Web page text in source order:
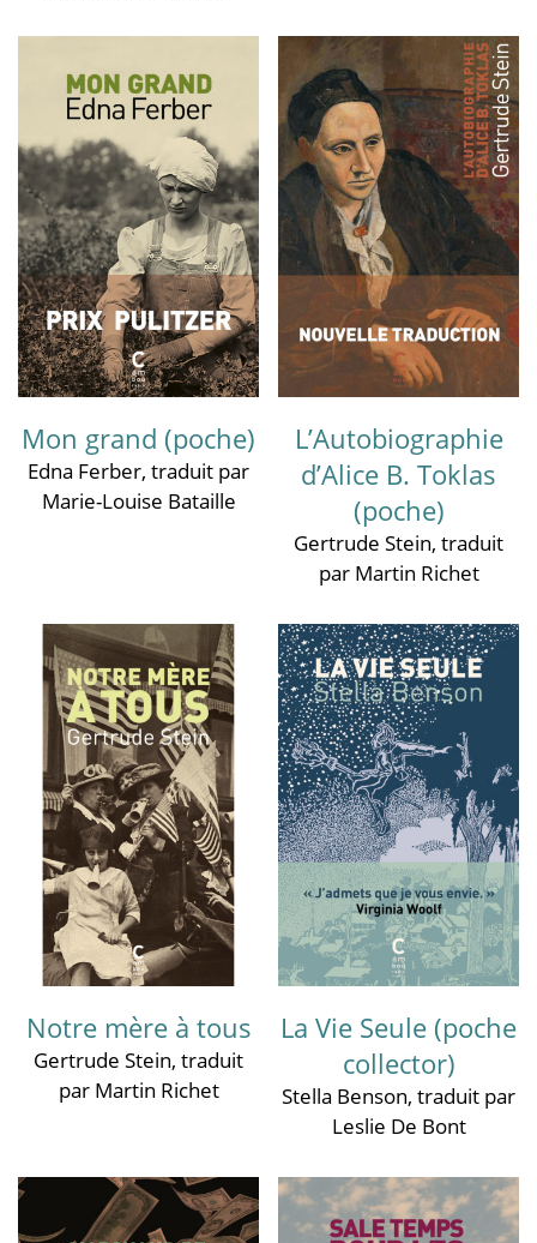
Mon grand (poche)
Edna Ferber, traduit par
Marie-Louise Bataille
L’Autobiographie
d’Alice B. Toklas
(poche)
Gertrude Stein, traduit
par Martin Richet
Notre mère à tous
Gertrude Stein, traduit
par Martin Richet
La Vie Seule (poche
collector)
Stella Benson, traduit par
Leslie De Bont